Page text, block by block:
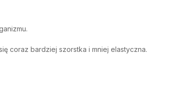
coraz bardziej szorstka i mniej elastyczna.